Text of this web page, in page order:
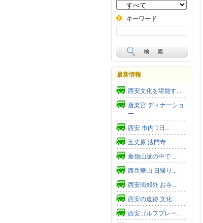
キーワード
最新情報
西安文化を堪能す...
唐楽宮 ディナーショ
ー
西安 市内 1日...
五丈原 法門寺 ...
秦嶺山脈の中で ...
西岳華山 日帰り...
西安南郊外 お寺...
西安の遺跡 文化...
西安ゴルフプレー...